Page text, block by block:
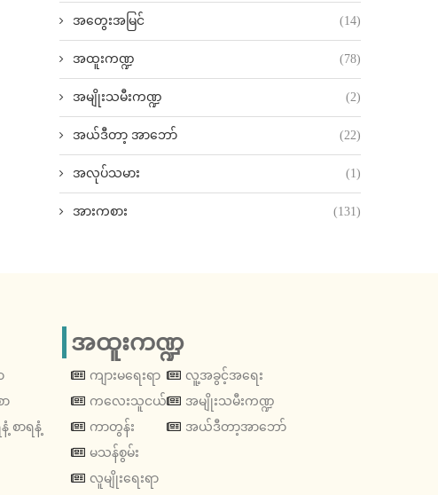
အတွေးအမြင် (14)
အထူးကဏ္ဍ (78)
အမျိုးသမီးကဏ္ဍ (2)
အယ်ဒီတာ့ အာဘော် (22)
အလုပ်သမား (1)
အားကစား (131)
စာရနံ့
အထူးကဏ္ဍ
ကျားမရေးရာ
ကလေးသူငယ်
ကာတွန်း
မသန်စွမ်း
လူမျိုးရေးရာ
လူ့အခွင့်အရေး
အမျိုးသမီးကဏ္ဍ
အယ်ဒီတာ့အာဘော်